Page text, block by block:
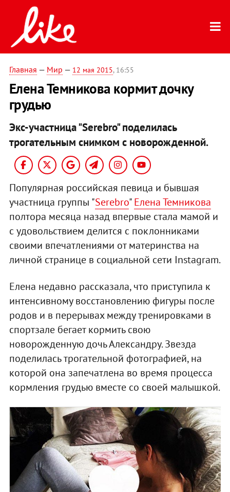
Главная — Мир — 12 мая 2015, 16:55
Елена Темникова кормит дочку
грудью
Экс-участница "Serebro" поделилась
трогательным снимком с новорожденной.
Популярная российская певица и бывшая
участница группы "Serebro"Елена Темникова
полтора месяца назад впервые стала мамой и
с удовольствием делится с поклонниками
своими впечатлениями от материнства на
личной странице в социальной сети Instagram.
Елена недавно рассказала, что приступила к
интенсивному восстановлению фигуры после
родов и в перерывах между тренировками в
спортзале бегает кормить свою
новорожденную дочь Александру. Звезда
поделилась трогательной фотографией, на
которой она запечатлена во время процесса
кормления грудью вместе со своей малышкой.